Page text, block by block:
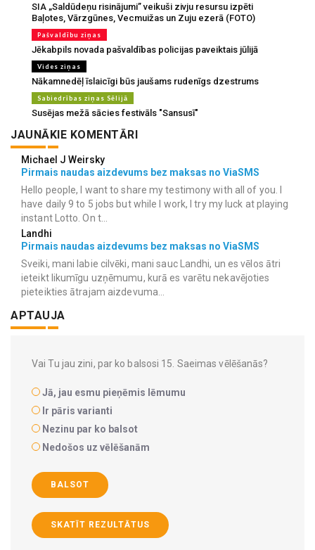
SIA „Saldūdeņu risinājumi” veikuši zivju resursu izpēti
Baļotes, Vārzgūnes, Vecmuižas un Zuju ezerā (FOTO)
Pašvaldību ziņas
Jēkabpils novada pašvaldības policijas paveiktais jūlijā
Vides ziņas
Nākamnedēļ īslaicīgi būs jaušams rudenīgs dzestrums
Sabiedrības ziņas Sēlijā
Susējas mežā sācies festivāls "Sansusī"
JAUNĀKIE KOMENTĀRI
Michael J Weirsky
Pirmais naudas aizdevums bez maksas no ViaSMS
Hello people, I want to share my testimony with all of you. I
have daily 9 to 5 jobs but while I work, I try my luck at playing
instant Lotto. On t...
Landhi
Pirmais naudas aizdevums bez maksas no ViaSMS
Sveiki, mani labie cilvēki, mani sauc Landhi, un es vēlos ātri
ieteikt likumīgu uzņēmumu, kurā es varētu nekavējoties
pieteikties ātrajam aizdevuma...
APTAUJA
Vai Tu jau zini, par ko balsosi 15. Saeimas vēlēšanās?
Jā, jau esmu pieņēmis lēmumu
Ir pāris varianti
Nezinu par ko balsot
Nedošos uz vēlēšanām
BALSOT
SKATĪT REZULTĀTUS